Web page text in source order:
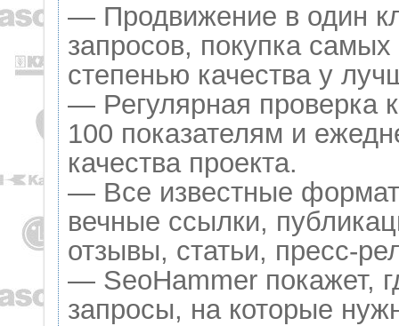
— Продвижение в один
запросов, покупка
степенью качества у
— Регулярная проверка
100 показателям и
качества проекта.
— Все известные
вечные ссылки,
отзывы, статьи, пресс-
— SeoHammer покажет,
запросы, на которые